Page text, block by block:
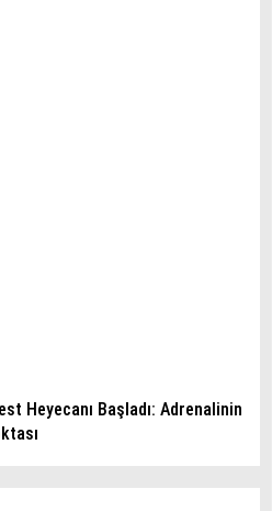
Heyecanı Başladı: Adrenalinin